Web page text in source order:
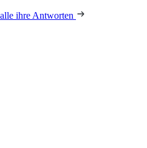
ihre Antworten